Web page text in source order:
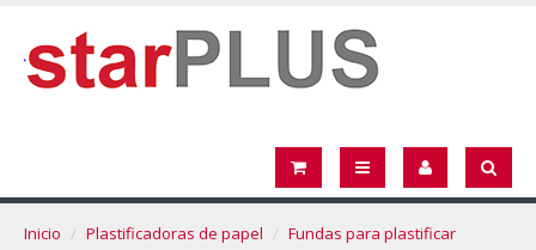
Inicio Plastificadoras de papel
Fundas para plastificar